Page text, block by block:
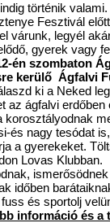
történik
Fesztivál
várunk, legyél
gyerek vagy
én szombaton
kerülő Ágfalvi
ki a Neked
az ágfalvi
korosztályodnak
és nagy tesódat
a gyerekeket.
Lovas Klubban.
időben
és sportolj
információ és a